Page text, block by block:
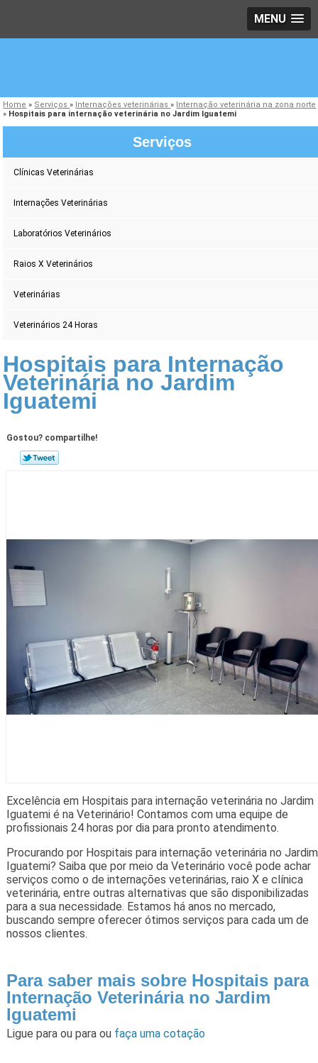
MENU
Home » Serviços» Internações veterinárias» Internação veterinária na zona norte
» Hospitais para internação veterinária no Jardim Iguatemi
Serviços
Clínicas Veterinárias
Internações Veterinárias
Laboratórios Veterinários
Raios X Veterinários
Veterinárias
Veterinários 24 Horas
Hospitais para Internação
Veterinária no Jardim
Iguatemi
Gostou? compartilhe!
Excelência em Hospitais para internação veterinária no Jardim
Iguatemi é na Veterinário! Contamos com uma equipe de
profissionais 24 horas por dia para pronto atendimento.
Procurando por Hospitais para internação veterinária no Jardim
Iguatemi? Saiba que por meio da Veterinário você pode achar
serviços como o de internações veterinárias, raio X e clínica
veterinária, entre outras alternativas que são disponibilizadas
para a sua necessidade. Estamos há anos no mercado,
buscando sempre oferecer ótimos serviços para cada um de
nossos clientes.
Para saber mais sobre Hospitais para
Internação Veterinária no Jardim
Iguatemi
Ligue para ou para ou faça uma cotação